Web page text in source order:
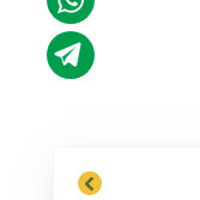
previous